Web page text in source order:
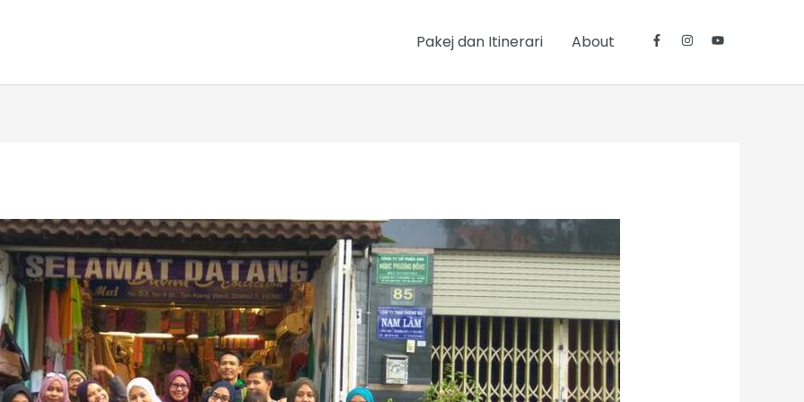
Pakej dan Itinerari About